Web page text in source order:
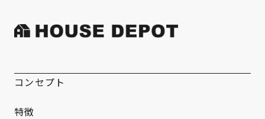
コンセプト
特徴